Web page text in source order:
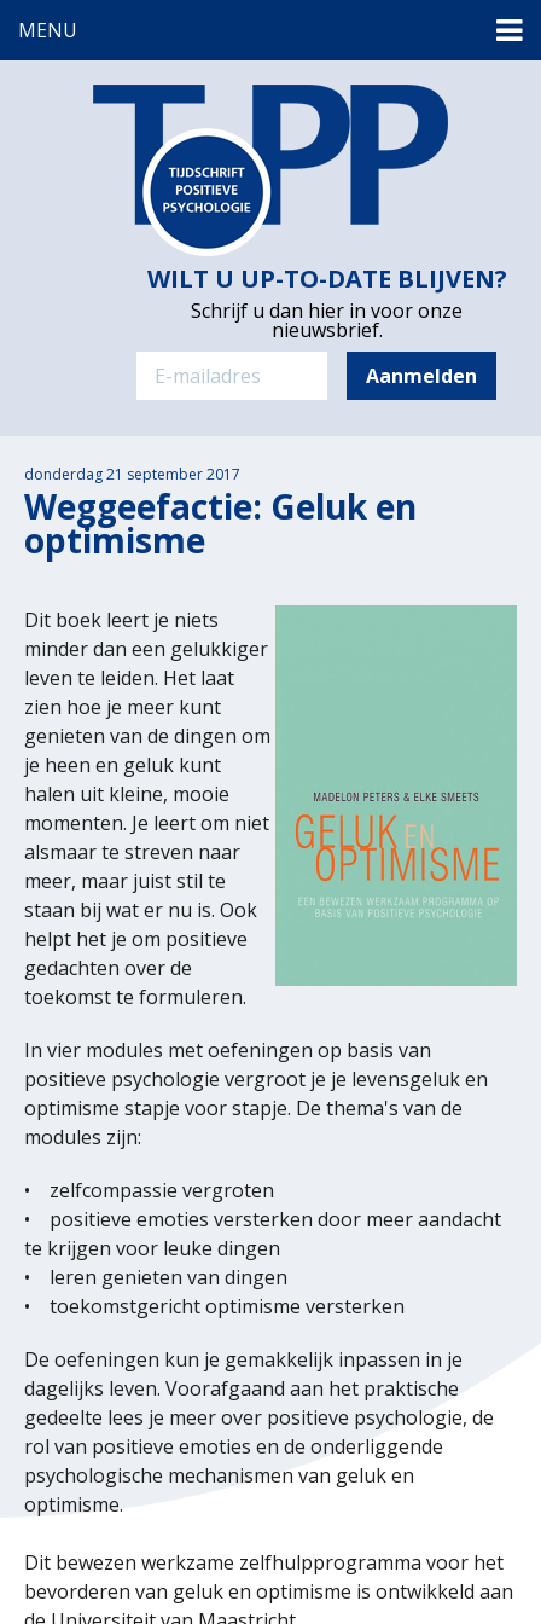
MENU
WILT U UP-TO-DATE BLIJVEN?
Schrijf u dan hier in voor onze
nieuwsbrief.
donderdag 21 september 2017
Weggeefactie: Geluk en
optimisme
Dit boek leert je niets
minder dan een gelukkiger
leven te leiden. Het laat
zien hoe je meer kunt
genieten van de dingen om
je heen en geluk kunt
halen uit kleine, mooie
momenten. Je leert om niet
alsmaar te streven naar
meer, maar juist stil te
staan bij wat er nu is. Ook
helpt het je om positieve
gedachten over de
toekomst te formuleren.
In vier modules met oefeningen op basis van
positieve psychologie vergroot je je levensgeluk en
optimisme stapje voor stapje. De thema's van de
modules zijn:
• zelfcompassie vergroten
• positieve emoties versterken door meer aandacht
te krijgen voor leuke dingen
• leren genieten van dingen
• toekomstgericht optimisme versterken
De oefeningen kun je gemakkelijk inpassen in je
dagelijks leven. Voorafgaand aan het praktische
gedeelte lees je meer over positieve psychologie, de
rol van positieve emoties en de onderliggende
psychologische mechanismen van geluk en
optimisme.
Dit bewezen werkzame zelfhulpprogramma voor het
bevorderen van geluk en optimisme is ontwikkeld aan